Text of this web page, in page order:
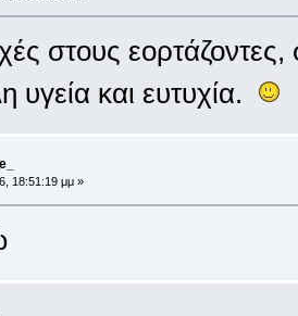
στους
υγεία και ευτυχία.
18:51:19 μμ »